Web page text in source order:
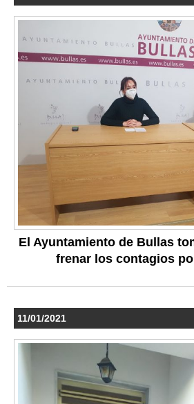
El Ayuntamiento de Bullas
frenar los contagios
11/01/2021